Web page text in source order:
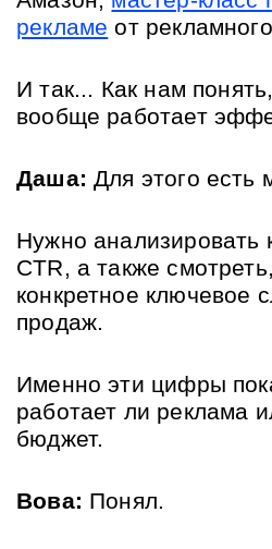
рекламе от
И так... Как нам
вообще работает
Даша: Для этого есть
Нужно анализировать
CTR, а также
конкретное ключевое
продаж.
Именно эти цифры
работает ли реклама
бюджет.
Вова: Понял.